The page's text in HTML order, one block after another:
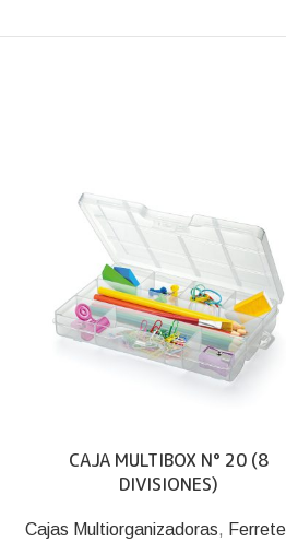
CAJA MULTIBOX N° 20 (8
DIVISIONES)
Cajas Multiorganizadoras,